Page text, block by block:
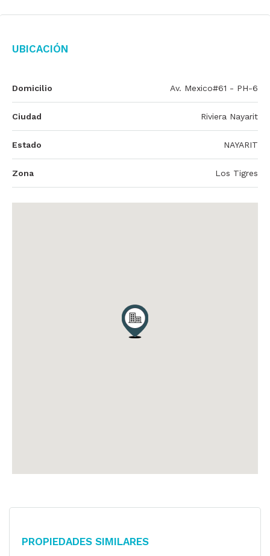
Ubicación
Domicilio Av. Mexico#61 - PH-6
Ciudad Riviera Nayarit
Estado NAYARIT
Zona Los Tigres
Propiedades Similares